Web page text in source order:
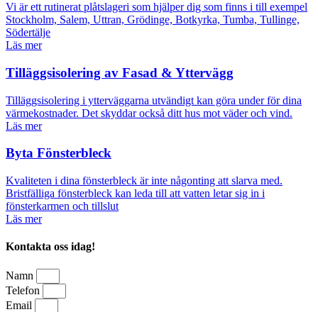
Vi är ett rutinerat plåtslageri som hjälper dig som finns i till exempel
Stockholm, Salem, Uttran, Grödinge, Botkyrka, Tumba, Tullinge,
Södertälje
Läs mer
Tilläggsisolering av Fasad & Yttervägg
Tilläggsisolering i ytterväggarna utvändigt kan göra under för dina
värmekostnader. Det skyddar också ditt hus mot väder och vind.
Läs mer
Byta Fönsterbleck
Kvaliteten i dina fönsterbleck är inte någonting att slarva med.
Bristfälliga fönsterbleck kan leda till att vatten letar sig in i
fönsterkarmen och tillslut
Läs mer
Kontakta oss idag!
Namn
Telefon
Email